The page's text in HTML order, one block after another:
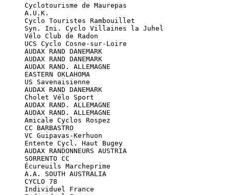
Cyclotourisme de Maurepas
A.U.K.
Cyclo Touristes Rambouillet
Syn. Ini. Cyclo Villaines la Juhel
Vélo Club de Radon
UCS Cyclo Cosne-sur-Loire
RAND DANEMARK
RAND DANEMARK
RAND. ALLEMAGNE
OKLAHOMA
US Savenaisienne
RAND DANEMARK
Cholet Vélo Sport
RAND. ALLEMAGNE
RAND. ALLEMAGNE
Cyclos Rospez
BARBASTRO
VC Guipavas-Kerhuon
Entente Cycl. Haut Bugey
RANDONNEURS AUSTRIA
SORRENTO CC
Écureuils Marcheprime
SOUTH AUSTRALIA
CYCLO 78
Individuel France